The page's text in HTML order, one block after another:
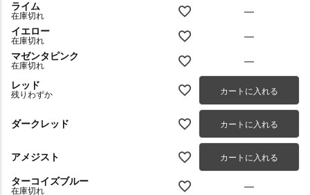
ライム
在庫切れ
—
イエロー
在庫切れ
—
マゼンタピンク
在庫切れ —
レッド
残りわずか カートに入れる
ダークレッド カートに入れる
アメジスト カートに入れる
ターコイズブルー
在庫切れ —